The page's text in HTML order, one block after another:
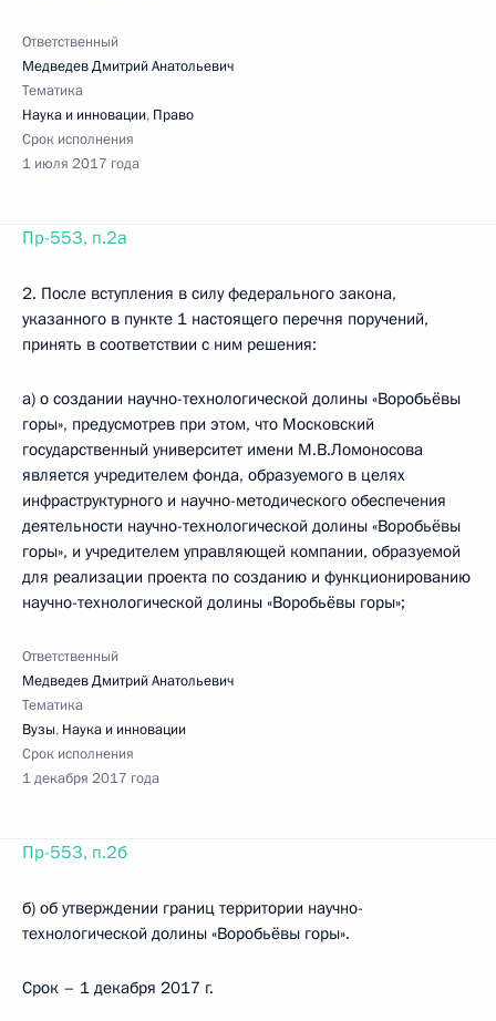
Ответственный
Медведев Дмитрий Анатольевич
Тематика
Наука и инновации, Право
Срок исполнения
1 июля 2017 года
Пр-553, п.2а
2. После вступления в силу федерального закона,
указанного в пункте 1 настоящего перечня поручений,
принять в соответствии с ним решения:
а) о создании научно-технологической долины «Воробьёвы
горы», предусмотрев при этом, что Московский
государственный университет имени М.В.Ломоносова
является учредителем фонда, образуемого в целях
инфраструктурного и научно-методического обеспечения
деятельности научно-технологической долины «Воробьёвы
горы», и учредителем управляющей компании, образуемой
для реализации проекта по созданию и функционированию
научно-технологической долины «Воробьёвы горы»;
Ответственный
Медведев Дмитрий Анатольевич
Тематика
Вузы, Наука и инновации
Срок исполнения
1 декабря 2017 года
Пр-553, п.2б
б) об утверждении границ территории научно-
технологической долины «Воробьёвы горы».
Срок – 1 декабря 2017 г.